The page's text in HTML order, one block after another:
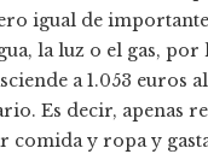
igual de
la luz o el gas, por
a 1.053 euros
Es decir, apenas
comida y ropa y